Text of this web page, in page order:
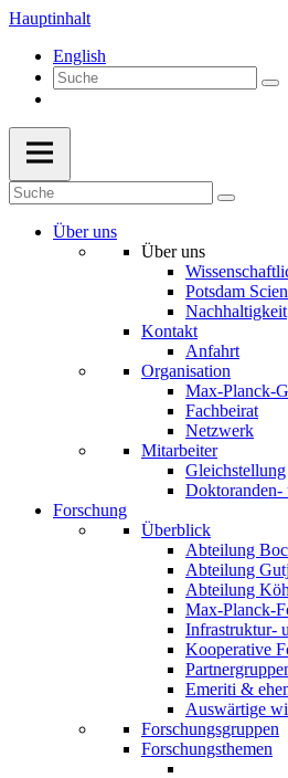
Hauptinhalt
English
Über uns
Über uns
Potsdam
Nachhaltigkeit
Kontakt
Anfahrt
Organisation
Max-Planck-
Fachbeirat
Netzwerk
Mitarbeiter
Gleichstellung
Doktoranden-
Forschung
Überblick
Abteilung
Abteilung
Abteilung
Max-Planck-
Infrastruktur-
Kooperative
Emeriti &
Auswärtige
Forschungsgruppen
Forschungsthemen